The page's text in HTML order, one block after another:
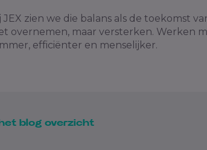
JEX zien we die balans als de toekomst
overnemen, maar versterken. Werken
efficiënter en menselijker.
blog overzicht